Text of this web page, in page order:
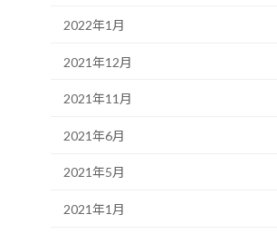
2022年1月
2021年12月
2021年11月
2021年6月
2021年5月
2021年1月